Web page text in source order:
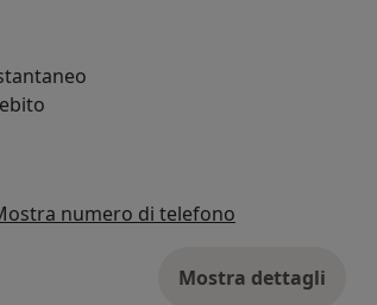
numero di telefono
Mostra dettagli
sull'indirizzo